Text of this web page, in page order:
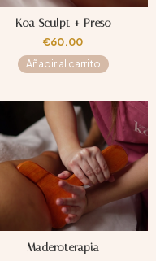
Koa Sculpt + Preso
€60.00
Añadir al carrito
Maderoterapia